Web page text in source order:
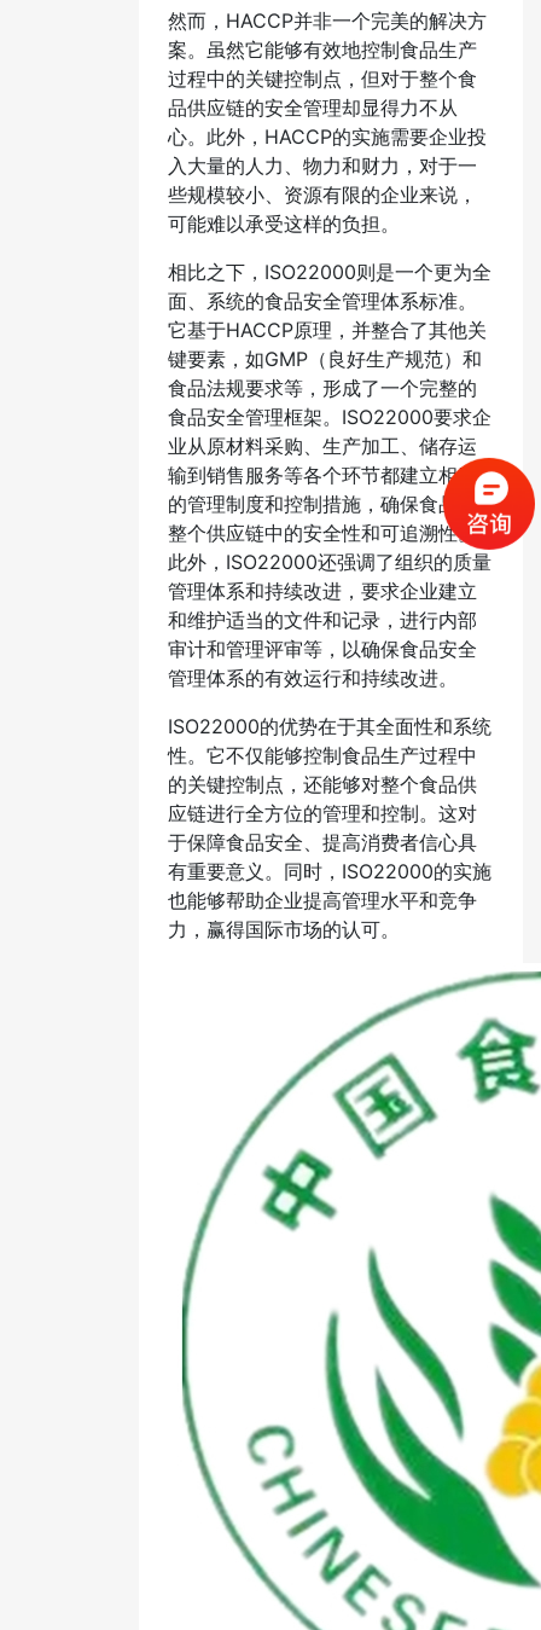
然而，HACCP并非一个完美的解决方
案。虽然它能够有效地控制食品生产
过程中的关键控制点，但对于整个食
品供应链的安全管理却显得力不从
心。此外，HACCP的实施需要企业投
入大量的人力、物力和财力，对于一
些规模较小、资源有限的企业来说，
可能难以承受这样的负担。
相比之下，ISO22000则是一个更为全
面、系统的食品安全管理体系标准。
它基于HACCP原理，并整合了其他关
键要素，如GMP（良好生产规范）和
食品法规要求等，形成了一个完整的
食品安全管理框架。ISO22000要求企
业从原材料采购、生产加工、储存运
输到销售服务等各个环节都建立相应
的管理制度和控制措施，确保食品在
整个供应链中的安全性和可追溯性。
此外，ISO22000还强调了组织的质量
管理体系和持续改进，要求企业建立
和维护适当的文件和记录，进行内部
审计和管理评审等，以确保食品安全
管理体系的有效运行和持续改进。
ISO22000的优势在于其全面性和系统
性。它不仅能够控制食品生产过程中
的关键控制点，还能够对整个食品供
应链进行全方位的管理和控制。这对
于保障食品安全、提高消费者信心具
有重要意义。同时，ISO22000的实施
也能够帮助企业提高管理水平和竞争
力，赢得国际市场的认可。